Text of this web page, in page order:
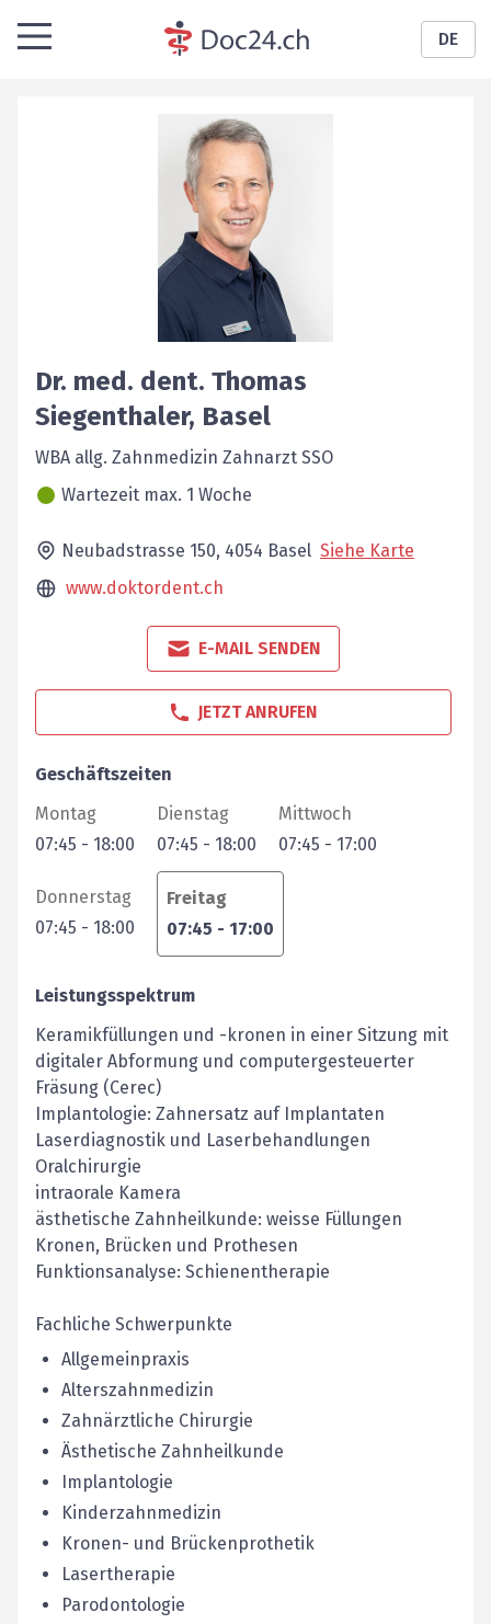
DE
Dr. med. dent. Thomas
Siegenthaler, Basel
WBA allg. Zahnmedizin Zahnarzt SSO
Wartezeit max. 1 Woche
Neubadstrasse 150, 4054 Basel Siehe Karte
www.doktordent.ch
E-MAIL SENDEN
JETZT ANRUFEN
Geschäftszeiten
Montag
07:45 - 18:00
Dienstag
07:45 - 18:00
Mittwoch
07:45 - 17:00
Donnerstag
07:45 - 18:00
Freitag
07:45 - 17:00
Leistungsspektrum
Keramikfüllungen und -kronen in einer Sitzung mit
digitaler Abformung und computergesteuerter
Fräsung (Cerec)
Implantologie: Zahnersatz auf Implantaten
Laserdiagnostik und Laserbehandlungen
Oralchirurgie
intraorale Kamera
ästhetische Zahnheilkunde: weisse Füllungen
Kronen, Brücken und Prothesen
Funktionsanalyse: Schienentherapie
Fachliche Schwerpunkte
Allgemeinpraxis
Alterszahnmedizin
Zahnärztliche Chirurgie
Ästhetische Zahnheilkunde
Implantologie
Kinderzahnmedizin
Kronen- und Brückenprothetik
Lasertherapie
Parodontologie